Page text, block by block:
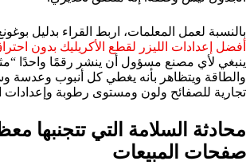
بالنسبة لعمل المعلمات، اربط القراء بدليل
أفضل إعدادات الليزر لقطع الأكريليك بدون
ينبغي لأي مصنع مسؤول أن ينشر رقمًا واحدًا
والطاقة ويتظاهر بأنه يغطي كل أنبوب وعدسة
تجارية للصفائح ولون ومستوى رطوبة وإعدادات
محادثة السلامة التي تتجنبها
صفحات المبيعات